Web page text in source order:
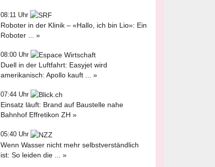
08:11 Uhr
Roboter in der Klinik – «Hallo, ich bin Lio»: Ein
Roboter ... »
08:00 Uhr
Duell in der Luftfahrt: Easyjet wird
amerikanisch: Apollo kauft ... »
07:44 Uhr
Einsatz läuft: Brand auf Baustelle nahe
Bahnhof Effretikon ZH »
05:40 Uhr
Wenn Wasser nicht mehr selbstverständlich
ist: So leiden die ... »